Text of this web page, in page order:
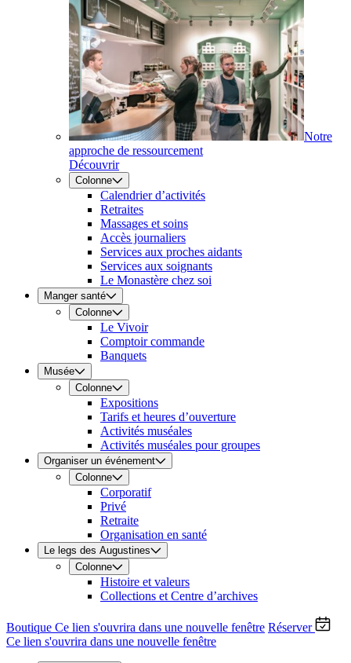
Notre
approche de ressourcement
Découvrir
Colonne
Calendrier d’activités
Retraites
Massages et soins
Accès journaliers
Services aux proches aidants
Services aux soignants
Le Monastère chez soi
Manger santé
Colonne
Le Vivoir
Comptoir commande
Banquets
Musée
Colonne
Expositions
Tarifs et heures d’ouverture
Activités muséales
Activités muséales pour groupes
Organiser un événement
Colonne
Corporatif
Privé
Retraite
Organisation en santé
Le legs des Augustines
Colonne
Histoire et valeurs
Collections et Centre d’archives
Boutique Ce lien s'ouvrira dans une nouvelle fenêtre Réserver
Ce lien s'ouvrira dans une nouvelle fenêtre